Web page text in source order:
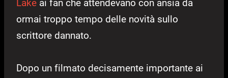
Lake ai fan che attendevano con ansia da
ormai troppo tempo delle novità sullo
scrittore dannato.
Dopo un filmato decisamente importante ai